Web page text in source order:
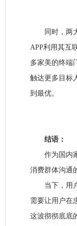
同时，两大
APP利用其互
多家美的终端
触达更多目标
到最优。
结语：
作为国内家
消费群体沟通
当下，用户
需要让用户在
这波彻彻底底